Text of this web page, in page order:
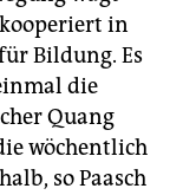
in
Bildung. Es
die
Quang
wöchentlich
so Paasch